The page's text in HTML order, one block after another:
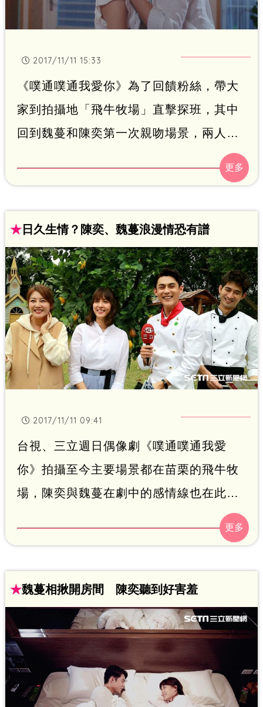
2017/11/11 15:33
《噗通噗通我愛你》為了回饋粉絲，帶大
家到拍攝地「飛牛牧場」直擊探班，其中
回到魏蔓和陳奕第一次親吻場景，兩人也
上演親吻教學，陳奕笑說每次拍完都會說
「謝謝導演」，但兩人戲外到底有沒有可
蔓是很棒的女生，魏蔓也回讚陳奕是條件
很好的男生。
★ 日久生情？陳奕、魏蔓浪漫情恐有譜
2017/11/11 09:41
台視、三立週日偶像劇《噗通噗通我愛
你》拍攝至今主要場景都在苗栗的飛牛牧
場，陳奕與魏蔓在劇中的感情線也在此萌
芽，吸引不少粉絲趨之若鶩，想前往探訪
他們的定情之地。８日劇組特別邀請近40
陶嫚曼四人特別化身導覽員，親自為粉絲
介紹重要景點，並且大玩場景記憶力考驗
遊戲，甚至還吸引了大陸粉絲報名參加。
★魏蔓相揪開房間 陳奕聽到好害羞